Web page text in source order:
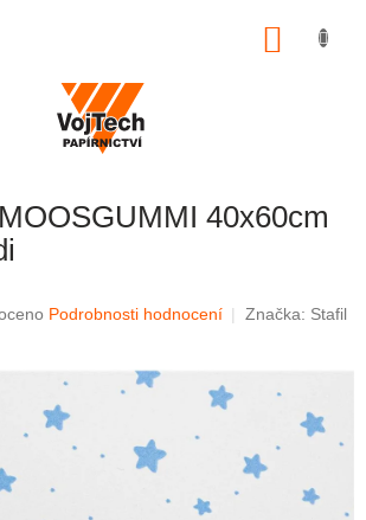
40x60cm
hodnocení produktu je 0,0 z 5 hvězdiček.
Podrobnosti hodnocení Značka: Stafil